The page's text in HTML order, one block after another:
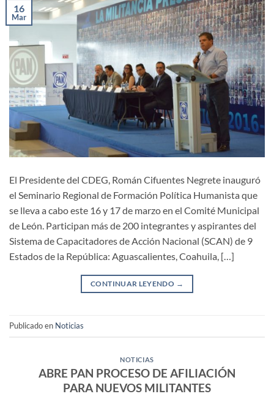
16
Mar
El Presidente del CDEG, Román Cifuentes Negrete inauguró
el Seminario Regional de Formación Política Humanista que
se lleva a cabo este 16 y 17 de marzo en el Comité Municipal
de León. Participan más de 200 integrantes y aspirantes del
Sistema de Capacitadores de Acción Nacional (SCAN) de 9
Estados de la República: Aguascalientes, Coahuila, […]
CONTINUAR LEYENDO →
Publicado en Noticias
NOTICIAS
ABRE PAN PROCESO DE AFILIACIÓN
PARA NUEVOS MILITANTES